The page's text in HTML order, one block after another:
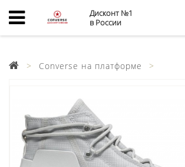
Дисконт №1
в России
Converse на платформе